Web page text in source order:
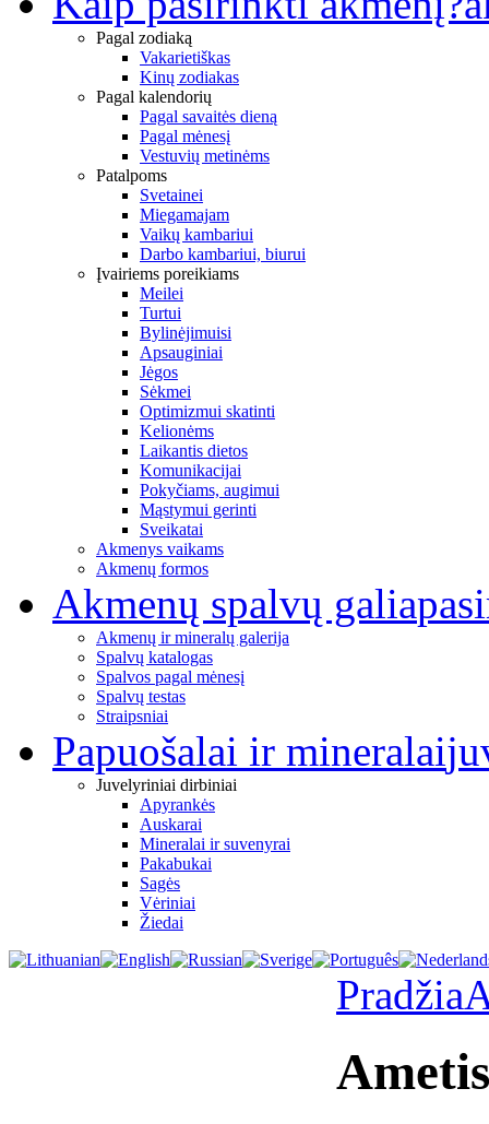
Pagal zodiaką
Vakarietiškas
Kinų zodiakas
Pagal kalendorių
Pagal savaitės dieną
Pagal mėnesį
Vestuvių metinėms
Patalpoms
Svetainei
Miegamajam
Vaikų kambariui
Darbo kambariui, biurui
Įvairiems poreikiams
Meilei
Turtui
Bylinėjimuisi
Apsauginiai
Jėgos
Sėkmei
Optimizmui skatinti
Kelionėms
Laikantis dietos
Komunikacijai
Pokyčiams, augimui
Mąstymui gerinti
Sveikatai
Akmenys vaikams
Akmenų formos
Akmenų spalvų galia
Akmenų ir mineralų galerija
Spalvų katalogas
Spalvos pagal mėnesį
Spalvų testas
Straipsniai
Papuošalai ir mineralai
Juvelyriniai dirbiniai
Apyrankės
Auskarai
Mineralai ir suvenyrai
Pakabukai
Sagės
Vėriniai
Žiedai
Pradžia